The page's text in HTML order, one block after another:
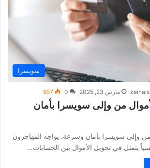
سويسرا
مارس 23, 2025 0
957
من وإلى سويسرا بأمان
من وإلى سويسرا بأمان وسرعة. يواجه المهاجرون
يتمثل في تحويل الأموال بين الحسابات…